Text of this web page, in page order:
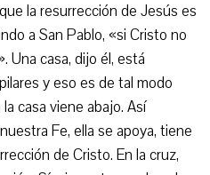
la resurrección de Jesús es
a San Pablo, «si Cristo no
Una casa, dijo él, está
y eso es de tal modo
casa viene abajo. Así
Fe, ella se apoya, tiene
de Cristo. En la cruz,